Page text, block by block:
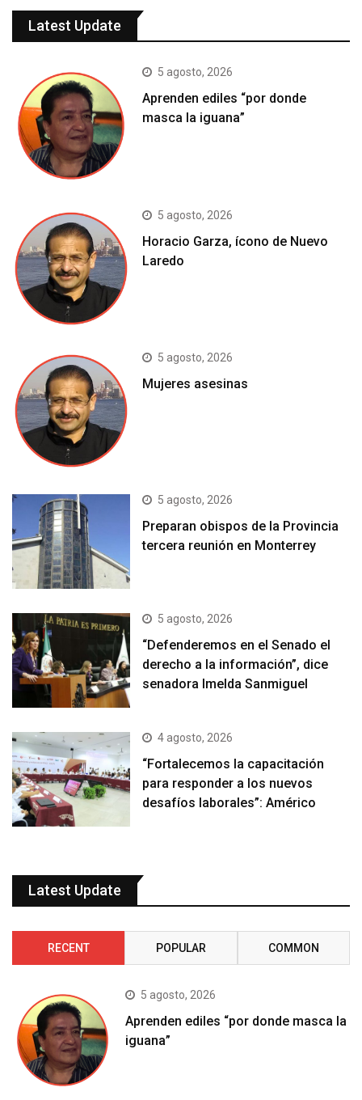
Latest Update
5 agosto, 2026
Aprenden ediles “por donde
masca la iguana”
5 agosto, 2026
Horacio Garza, ícono de Nuevo
Laredo
5 agosto, 2026
Mujeres asesinas
5 agosto, 2026
Preparan obispos de la Provincia
tercera reunión en Monterrey
5 agosto, 2026
“Defenderemos en el Senado el
derecho a la información”, dice
senadora Imelda Sanmiguel
4 agosto, 2026
“Fortalecemos la capacitación
para responder a los nuevos
desafíos laborales”: Américo
Latest Update
RECENT POPULAR COMMON
5 agosto, 2026
Aprenden ediles “por donde masca la
iguana”